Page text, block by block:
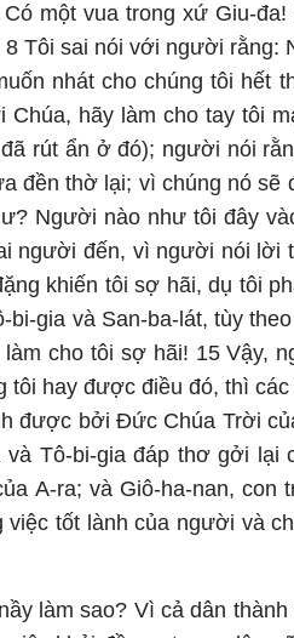
một vua trong xứ Giu-
Tôi sai nói với người
nhát cho chúng tôi hết
hãy làm cho tay tôi
rút ẩn ở đó); người nói
đền thờ lại; vì chúng nó
Người nào như tôi đây
người đến, vì người nói
khiến tôi sợ hãi, dụ tôi
gia và San-ba-lát, tùy
cho tôi sợ hãi! 15 Vậy,
tôi hay được điều đó, thì
được bởi Đức Chúa Trời
Tô-bi-gia đáp thơ gởi
A-ra; và Giô-ha-nan,
tốt lành của người và
làm sao? Vì cả dân